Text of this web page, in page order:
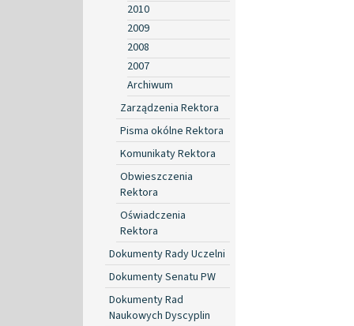
2010
2009
2008
2007
Archiwum
Zarządzenia Rektora
Pisma okólne Rektora
Komunikaty Rektora
Obwieszczenia
Rektora
Oświadczenia
Rektora
Dokumenty Rady Uczelni
Dokumenty Senatu PW
Dokumenty Rad
Naukowych Dyscyplin